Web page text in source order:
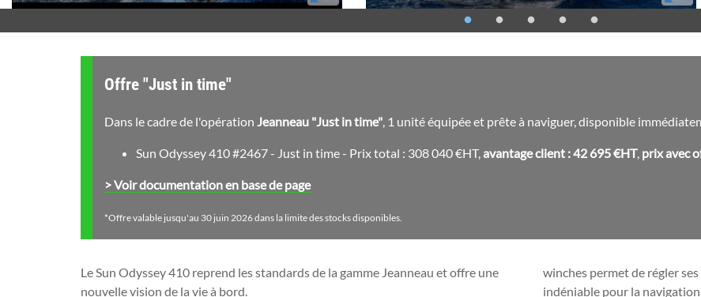
Sun
Odyssey
sous
gennaker
Offre "Just in time"
Dans le cadre de l'opération Jeanneau "Just in time", 1 unité équipée et prête à naviguer, disponible
Sun Odyssey 410 #2467 - Just in time - Prix total : 308 040 €HT,avantage client : 42 695 €HT, prix avec
Voir documentation en base de page
*Offre valable jusqu'au 30 juin 2026 dans la limite des stocks disponibles.
Le Sun Odyssey 410 reprend les standards de la gamme Jeanneau et offre une
nouvelle vision de la vie à bord.
winches permet de régler
indéniable pour la